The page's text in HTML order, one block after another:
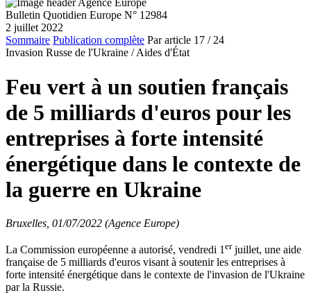
Bulletin Quotidien Europe N° 12984
2 juillet 2022
Sommaire Publication complète Par article 17 / 24
Invasion Russe de l'Ukraine / Aides d'État
Feu vert à un soutien français
de 5 milliards d'euros pour les
entreprises à forte intensité
énergétique dans le contexte de
la guerre en Ukraine
Bruxelles, 01/07/2022 (Agence Europe)
La Commission européenne a autorisé, vendredi 1 erjuillet, une aide
française de 5 milliards d'euros visant à soutenir les entreprises à
forte intensité énergétique dans le contexte de l'invasion de l'Ukraine
par la Russie.